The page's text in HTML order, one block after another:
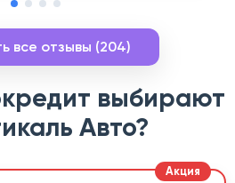
все отзывы (204)
выбирают
Авто?